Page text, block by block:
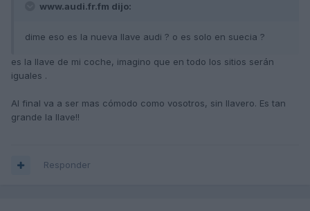
www.audi.fr.fm dijo:
dime eso es la nueva llave audi ? o es solo en suecia ?
es la llave de mi coche, imagino que en todo los sitios serán
iguales .
Al final va a ser mas cómodo como vosotros, sin llavero. Es tan
grande la llave!!
Responder